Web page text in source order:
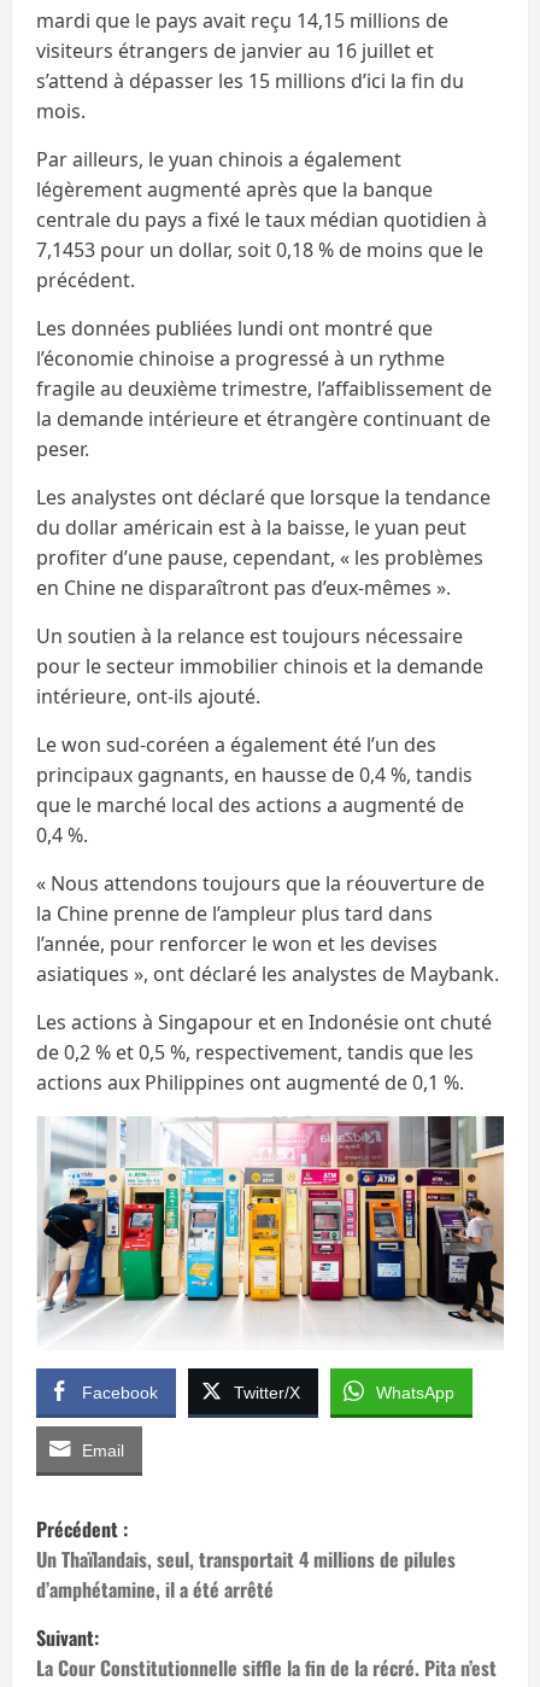
mardi que le pays avait reçu 14,15 millions de
visiteurs étrangers de janvier au 16 juillet et
s’attend à dépasser les 15 millions d’ici la fin du
mois.
Par ailleurs, le yuan chinois a également
légèrement augmenté après que la banque
centrale du pays a fixé le taux médian quotidien à
7,1453 pour un dollar, soit 0,18 % de moins que le
précédent.
Les données publiées lundi ont montré que
l’économie chinoise a progressé à un rythme
fragile au deuxième trimestre, l’affaiblissement de
la demande intérieure et étrangère continuant de
peser.
Les analystes ont déclaré que lorsque la tendance
du dollar américain est à la baisse, le yuan peut
profiter d’une pause, cependant, « les problèmes
en Chine ne disparaîtront pas d’eux-mêmes ».
Un soutien à la relance est toujours nécessaire
pour le secteur immobilier chinois et la demande
intérieure, ont-ils ajouté.
Le won sud-coréen a également été l’un des
principaux gagnants, en hausse de 0,4 %, tandis
que le marché local des actions a augmenté de
0,4 %.
« Nous attendons toujours que la réouverture de
la Chine prenne de l’ampleur plus tard dans
l’année, pour renforcer le won et les devises
asiatiques », ont déclaré les analystes de Maybank.
Les actions à Singapour et en Indonésie ont chuté
de 0,2 % et 0,5 %, respectivement, tandis que les
actions aux Philippines ont augmenté de 0,1 %.
Facebook Twitter/X WhatsApp
Email
N
a
v
i
Précédent :
Un Thaïlandais, seul, transportait 4 millions de pilules
d’amphétamine, il a été arrêté
Suivant:
La Cour Constitutionnelle siffle la fin de la récré. Pita n’est